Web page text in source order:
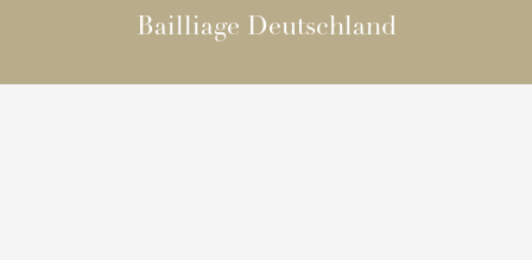
Bailliage Deutschland